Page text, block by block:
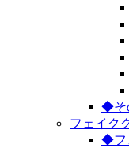
◆そ
フェイク
◆フ